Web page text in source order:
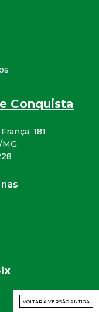
VOLTAR À VERSÃO ANTIGA
Conquista
181